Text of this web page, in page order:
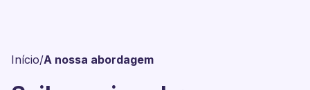
Início/A nossa abordagem